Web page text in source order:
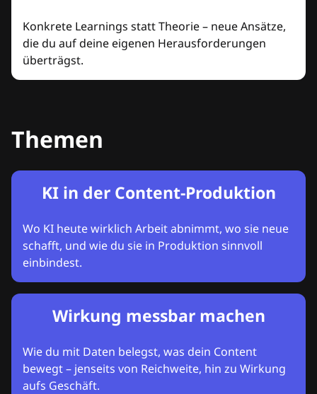
Konkrete Learnings statt Theorie – neue Ansätze,
die du auf deine eigenen Herausforderungen
überträgst.
Themen
KI in der Content-Produktion
Wo KI heute wirklich Arbeit abnimmt, wo sie neue
schafft, und wie du sie in Produktion sinnvoll
einbindest.
Wirkung messbar machen
Wie du mit Daten belegst, was dein Content
bewegt – jenseits von Reichweite, hin zu Wirkung
aufs Geschäft.